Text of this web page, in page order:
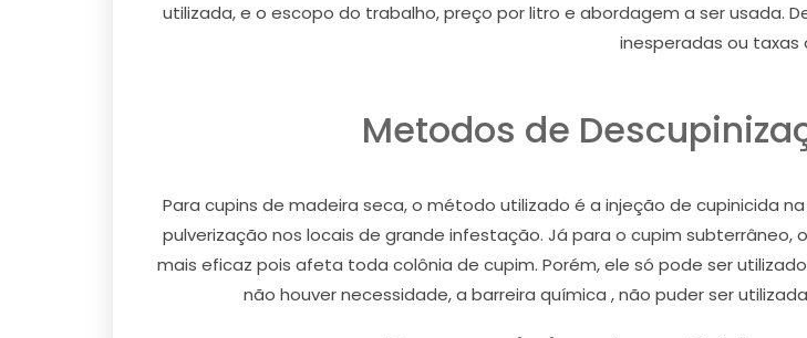
utilizada, e o escopo do trabalho, preço por litro e abordagem a ser usada.
inesperadas ou taxas
Metodos de
Para cupins de madeira seca, o método utilizado é a injeção de cupinicida
pulverização nos locais de grande infestação. Já para o cupim
mais eficaz pois afeta toda colônia de cupim. Porém, ele só pode ser
não houver necessidade, a barreira química , não puder ser